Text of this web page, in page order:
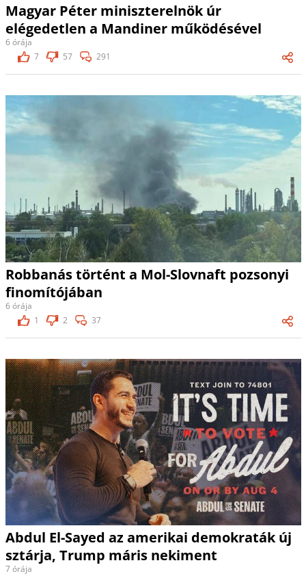
Magyar Péter miniszterelnök úr
elégedetlen a Mandiner működésével
6 órája
7
57 291
Robbanás történt a Mol-Slovnaft pozsonyi
finomítójában
6 órája
1
2 37
Abdul El-Sayed az amerikai demokraták új
sztárja, Trump máris nekiment
7 órája